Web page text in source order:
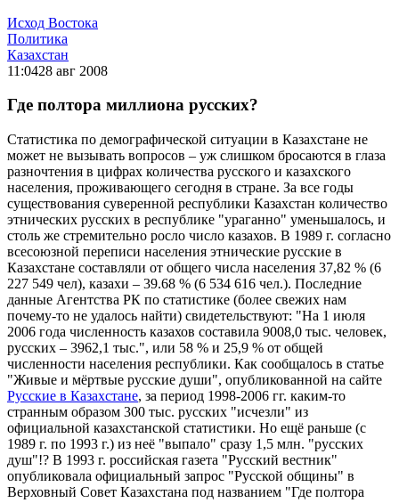
Исход Востока
Политика
Казахстан
11:0428 авг 2008
Где полтора миллиона русских?
Статистика по демографической ситуации в Казахстане не
может не вызывать вопросов – уж слишком бросаются в глаза
разночтения в цифрах количества русского и казахского
населения, проживающего сегодня в стране. За все годы
существования суверенной республики Казахстан количество
этнических русских в республике "ураганно" уменьшалось, и
столь же стремительно росло число казахов. В 1989 г. согласно
всесоюзной переписи населения этнические русские в
Казахстане составляли от общего числа населения 37,82 % (6
227 549 чел), казахи – 39.68 % (6 534 616 чел.). Последние
данные Агентства РК по статистике (более свежих нам
почему-то не удалось найти) свидетельствуют: "На 1 июля
2006 года численность казахов составила 9008,0 тыс. человек,
русских – 3962,1 тыс.", или 58 % и 25,9 % от общей
численности населения республики. Как сообщалось в статье
"Живые и мёртвые русские души", опубликованной на сайте
Русские в Казахстане, за период 1998-2006 гг. каким-то
странным образом 300 тыс. русских "исчезли" из
официальной казахстанской статистики. Но ещё раньше (с
1989 г. по 1993 г.) из неё "выпало" сразу 1,5 млн. "русских
душ"!? В 1993 г. российская газета "Русский вестник"
опубликовала официальный запрос "Русской общины" в
Верховный Совет Казахстана под названием "Где полтора